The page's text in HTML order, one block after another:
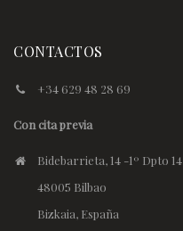
CONTACTOS
+34 629 48 28 69
Con cita previa
Bidebarrieta, 14 -1º Dpto 14
48005 Bilbao
Bizkaia, España